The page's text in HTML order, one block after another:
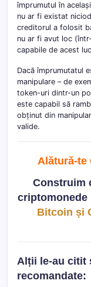
împrumutul în
nu ar fi existat
creditorul a folosit
nu ar fi avut loc
capabile de acest
Dacă împrumutatul
manipulare – de
token-uri dintr-un
este capabil să
obținut din
valide.
Alătură-te
Construim
criptomonede
Bitcoin și
Alții le-au citit
recomandate: